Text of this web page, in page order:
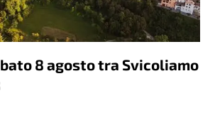
8 agosto tra Svicoliamo